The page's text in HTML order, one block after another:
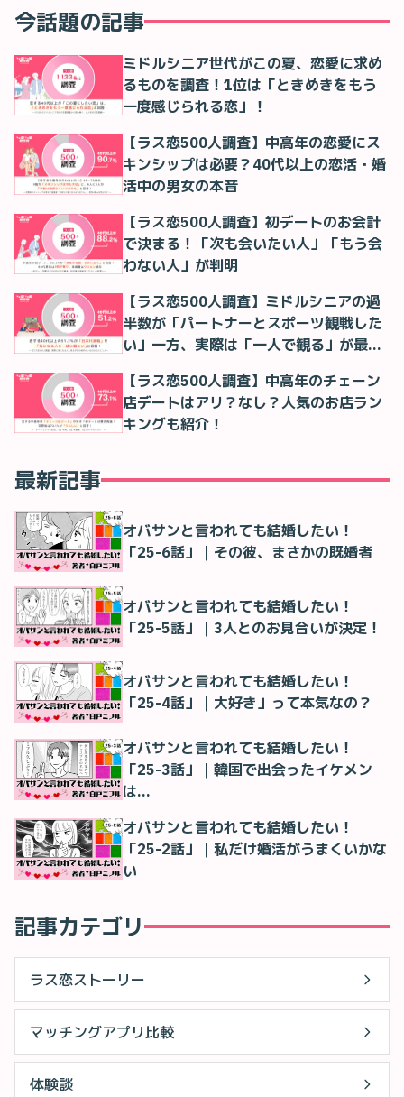
今話題の記事
ミドルシニア世代がこの夏、恋愛に求め
るものを調査！1位は「ときめきをもう
一度感じられる恋」！
【ラス恋500人調査】中高年の恋愛にス
キンシップは必要？40代以上の恋活・婚
活中の男女の本音
【ラス恋500人調査】初デートのお会計
で決まる！「次も会いたい人」「もう会
わない人」が判明
【ラス恋500人調査】ミドルシニアの過
半数が「パートナーとスポーツ観戦した
い」一方、実際は「一人で観る」が最多
【ラス恋500人調査】中高年のチェーン
店デートはアリ？なし？人気のお店ラン
キングも紹介！
最新記事
オバサンと言われても結婚したい！
「25-6話」｜その彼、まさかの既婚者
オバサンと言われても結婚したい！
「25-5話」｜3人とのお見合いが決定！
オバサンと言われても結婚したい！
「25-4話」｜大好き」って本気なの？
オバサンと言われても結婚したい！
「25-3話」｜韓国で出会ったイケメン
は…
オバサンと言われても結婚したい！
「25-2話」｜私だけ婚活がうまくいかな
い
記事カテゴリ
ラス恋ストーリー
マッチングアプリ比較
体験談